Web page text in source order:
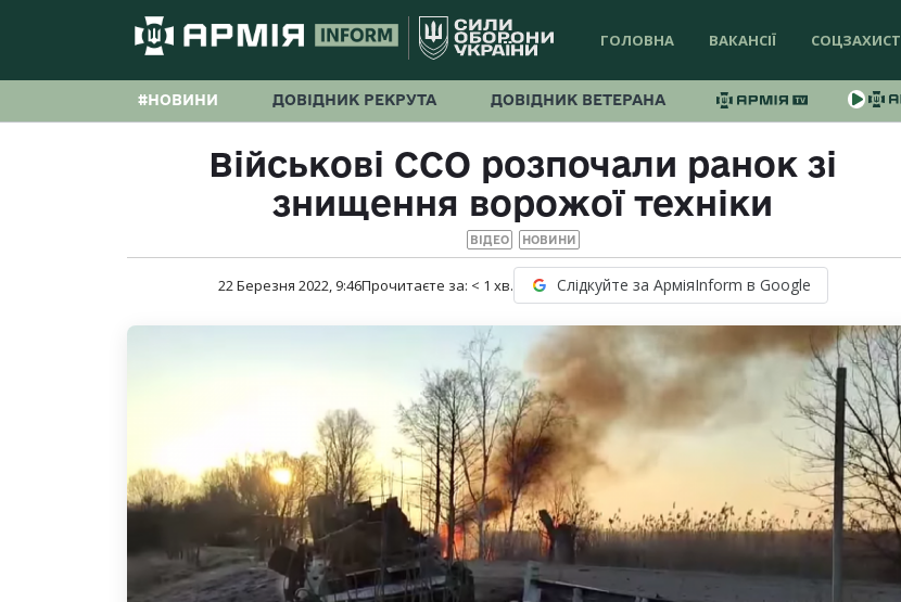
ГОЛОВНА ВАКАНСІЇ СОЦЗАХИСТ
#НОВИНИ ДОВІДНИК РЕКРУТА ДОВІДНИК ВЕТЕРАНА
Військові ССО розпочали ранок зі
знищення ворожої техніки
ВІДЕО НОВИНИ
22 Березня 2022, 9:46Прочитаєте за: < 1 хв. Слідкуйте за АрміяInform в Google